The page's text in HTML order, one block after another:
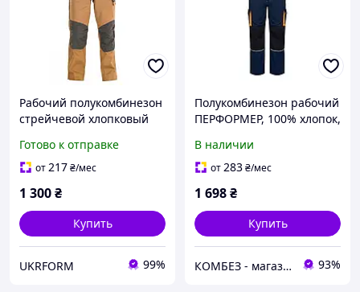
Рабочий полукомбинезон
стрейчевой хлопковый
спецодежда для
сварщика Польша
Готово к отправке
от217₴/мес
1 300₴
Купить
UKRFORM 99%
Полукомбинезон рабочий
ПЕРФОРМЕР, 100% хлопок,
оранжевый
В наличии
от283₴/мес
1 698₴
Купить
КОМБЕЗ - магазины качественной спецодежды и СИЗ 93%